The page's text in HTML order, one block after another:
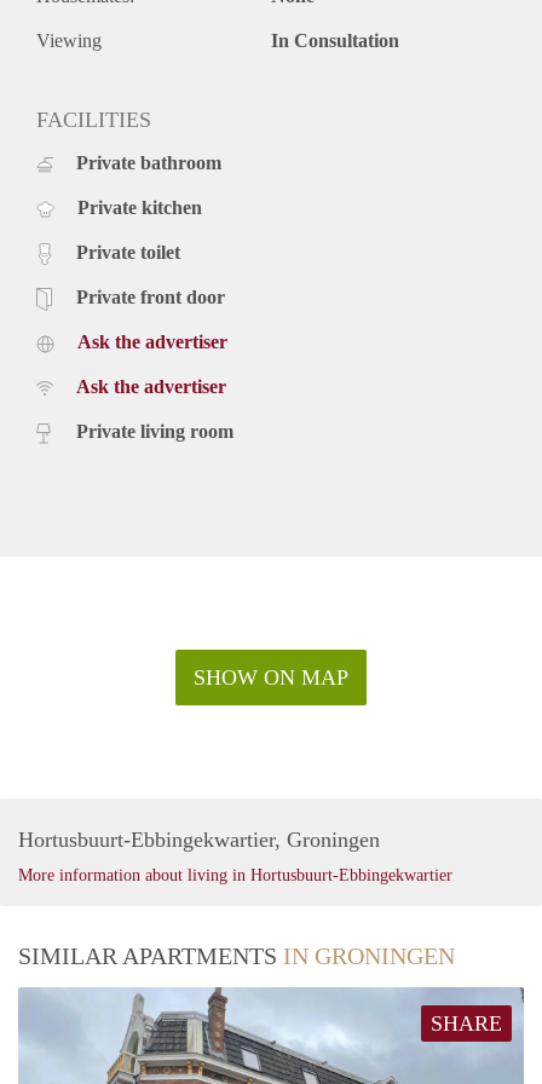
Viewing In Consultation
FACILITIES
Private bathroom
Private kitchen
Private toilet
Private front door
Ask the advertiser
Ask the advertiser
Private living room
SHOW ON MAP
Hortusbuurt-Ebbingekwartier, Groningen
More information about living in Hortusbuurt-Ebbingekwartier
SIMILAR APARTMENTS IN GRONINGEN
SHARE